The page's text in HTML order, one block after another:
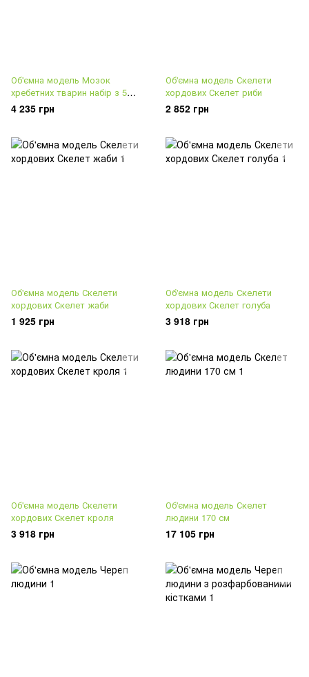
Об'ємна модель Мозок
хребетних тварин набір з 5
шт.
4 235 грн
Об'ємна модель Скелети
хордових Скелет риби
2 852 грн
Об'ємна модель Скелети
хордових Скелет жаби
1 925 грн
Об'ємна модель Скелети
хордових Скелет голуба
3 918 грн
Об'ємна модель Скелети
хордових Скелет кроля
3 918 грн
Об'ємна модель Скелет
людини 170 см
17 105 грн